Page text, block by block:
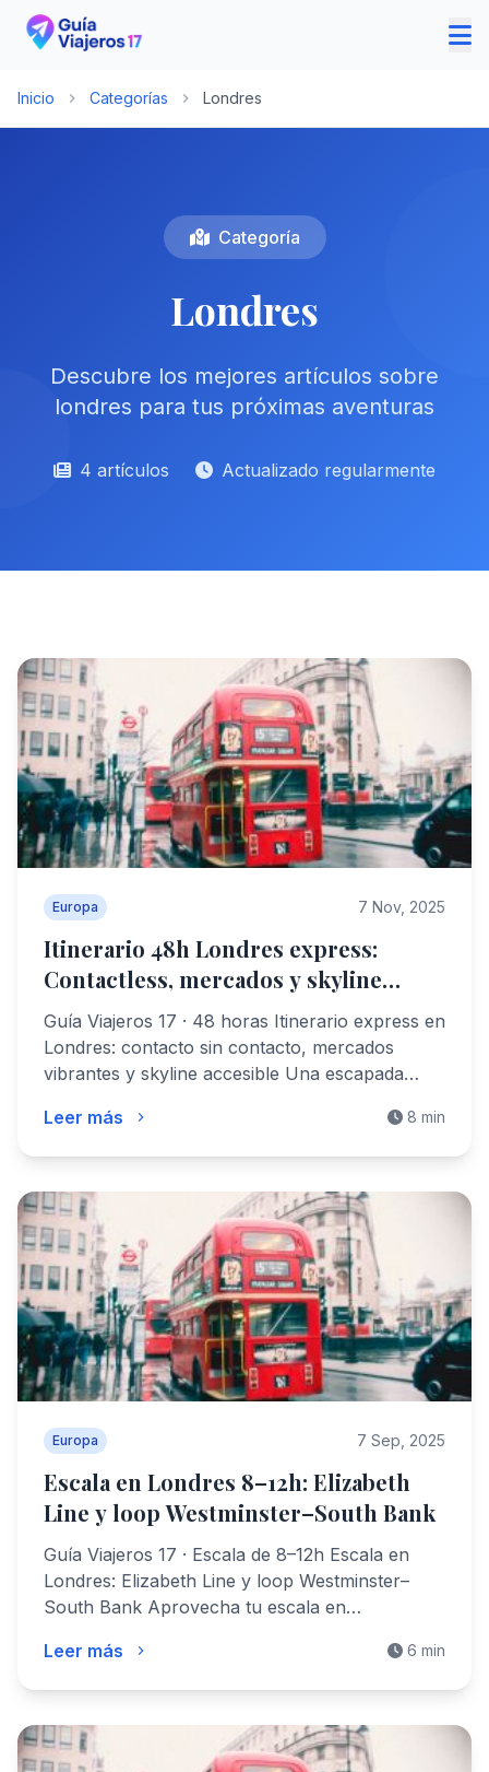
Inicio Categorías Londres
Categoría
Londres
Descubre los mejores artículos sobre
londres para tus próximas aventuras
4 artículos Actualizado regularmente
Europa 7 Nov, 2025
Itinerario 48h Londres express:
Contactless, mercados y skyline
barato
Guía Viajeros 17 · 48 horas Itinerario express en
Londres: contacto sin contacto, mercados
vibrantes y skyline accesible Una escapada…
Leer más
8 min
Europa 7 Sep, 2025
Escala en Londres 8–12h: Elizabeth
Line y loop Westminster–South Bank
Guía Viajeros 17 · Escala de 8–12h Escala en
Londres: Elizabeth Line y loop Westminster–
South Bank Aprovecha tu escala en…
Leer más
6 min